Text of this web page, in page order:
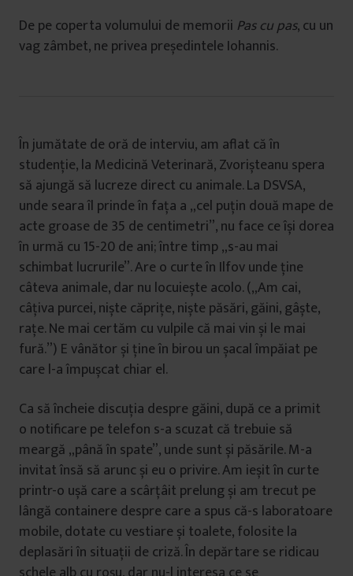
De pe coperta volumului de memorii Pas cu pas, cu un
vag zâmbet, ne privea președintele Iohannis.
În jumătate de oră de interviu, am aflat că în
studenție, la Medicină Veterinară, Zvorișteanu spera
să ajungă să lucreze direct cu animale. La DSVSA,
unde seara îl prinde în fața a „cel puțin două mape de
acte groase de 35 de centimetri”, nu face ce își dorea
în urmă cu 15-20 de ani; între timp „s-au mai
schimbat lucrurile”. Are o curte în Ilfov unde ține
câteva animale, dar nu locuiește acolo. („Am cai,
câțiva purcei, niște căprițe, niște păsări, găini, gâște,
rațe. Ne mai certăm cu vulpile că mai vin și le mai
fură.”) E vânător și ține în birou un șacal împăiat pe
care l-a împușcat chiar el.
Ca să încheie discuția despre găini, după ce a primit
o notificare pe telefon s-a scuzat că trebuie să
meargă „până în spate”, unde sunt și păsările. M-a
invitat însă să arunc și eu o privire. Am ieșit în curte
printr-o ușă care a scârțâit prelung și am trecut pe
lângă containere despre care a spus că-s laboratoare
mobile, dotate cu vestiare și toalete, folosite la
deplasări în situații de criză. În depărtare se ridicau